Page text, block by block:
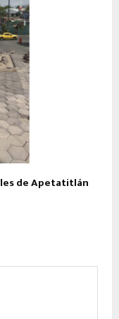
de Apetatitlán